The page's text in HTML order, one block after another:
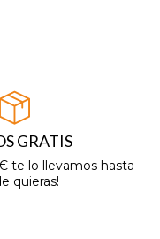
GRATIS
te lo llevamos hasta
quieras!